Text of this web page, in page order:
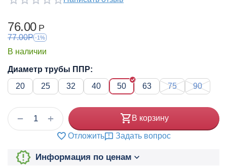
76.00 Р
77.00Р -1%
В наличии
Диаметр трубы ППР:
20
25 32 40 50 63 75 90
+
− В корзину
Отложить Задать вопрос
Информация по ценам